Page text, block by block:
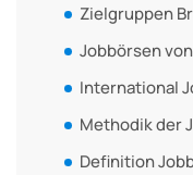
Zielgruppen
Jobbörsen von
International
Methodik der
Definition